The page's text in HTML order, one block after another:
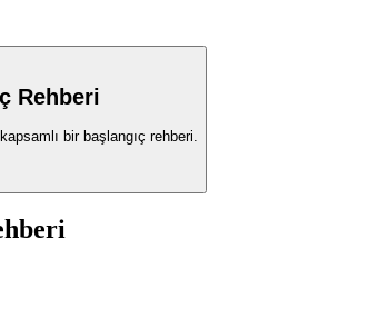
Rehberi
bir başlangıç rehberi.